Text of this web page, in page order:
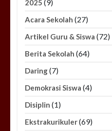
2025 (9)
Acara Sekolah (27)
Artikel Guru & Siswa (72)
Berita Sekolah (64)
Daring(7)
Demokrasi Siswa (4)
Disiplin (1)
Ekstrakurikuler(69)